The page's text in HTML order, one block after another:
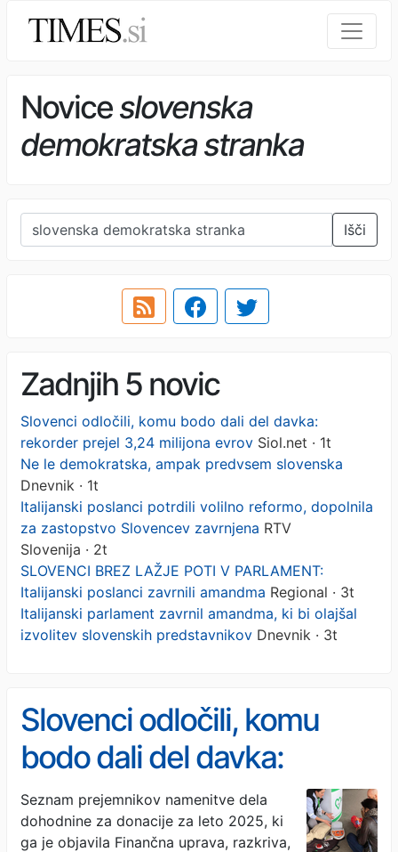
Noviceslovenska
demokratska stranka
Išči
Zadnjih 5 novic
Slovenci odločili, komu bodo dali del davka:
rekorder prejel 3,24 milijona evrov Siol.net · 1t
Ne le demokratska, ampak predvsem slovenska
Dnevnik · 1t
Italijanski poslanci potrdili volilno reformo, dopolnila
za zastopstvo Slovencev zavrnjena RTV
Slovenija · 2t
SLOVENCI BREZ LAŽJE POTI V PARLAMENT:
Italijanski poslanci zavrnili amandma Regional · 3t
Italijanski parlament zavrnil amandma, ki bi olajšal
izvolitev slovenskih predstavnikov Dnevnik · 3t
Slovenci odločili, komu
bodo dali del davka:
rekorder prejel 3,24
milijona evrov
Seznam prejemnikov namenitve dela
dohodnine za donacije za leto 2025, ki
ga je objavila Finančna uprava, razkriva,